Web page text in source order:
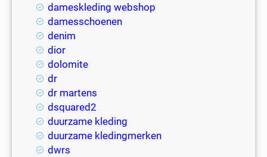
dameskleding webshop
damesschoenen
denim
dior
dolomite
dr
dr martens
dsquared2
duurzame kleding
duurzame kledingmerken
dwrs